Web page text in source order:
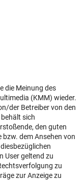
die Meinung des
(KMM) wieder.
der Betreiber von den
sich
den guten
dem Ansehen von
User geltend zu
zu
zur Anzeige zu